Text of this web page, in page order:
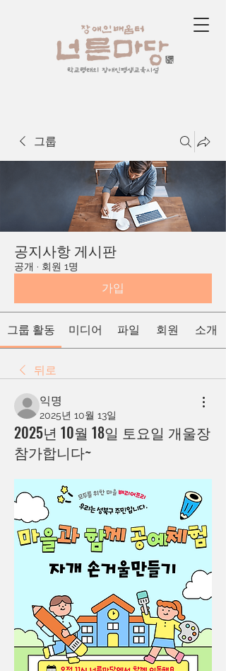
학교형태의 장애인평생교육시설
그룹
공지사항 게시판
공개 · 회원 1명
가입
그룹 활동 미디어 파일 회원 소개
뒤로
익명
2025년 10월 13일
2025년 10월 18일 토요일 개울장
참가합니다~